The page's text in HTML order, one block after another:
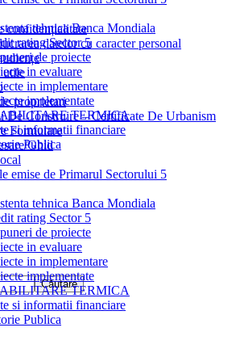
tehnica Banca Mondiala
rating Sector 5
de proiecte
in evaluare
in implementare
implementate
TERMICA
si informatii financiare
Publica
confidențialitate
datelor cu caracter personal
utile
proprietari
De Construire – Certificate De Urbanism
Formulare
Ghid
emise de Primarul Sectorului 5
tehnica Banca Mondiala
rating Sector 5
de proiecte
in evaluare
in implementare
implementate
TERMICA
si informatii financiare
Publica